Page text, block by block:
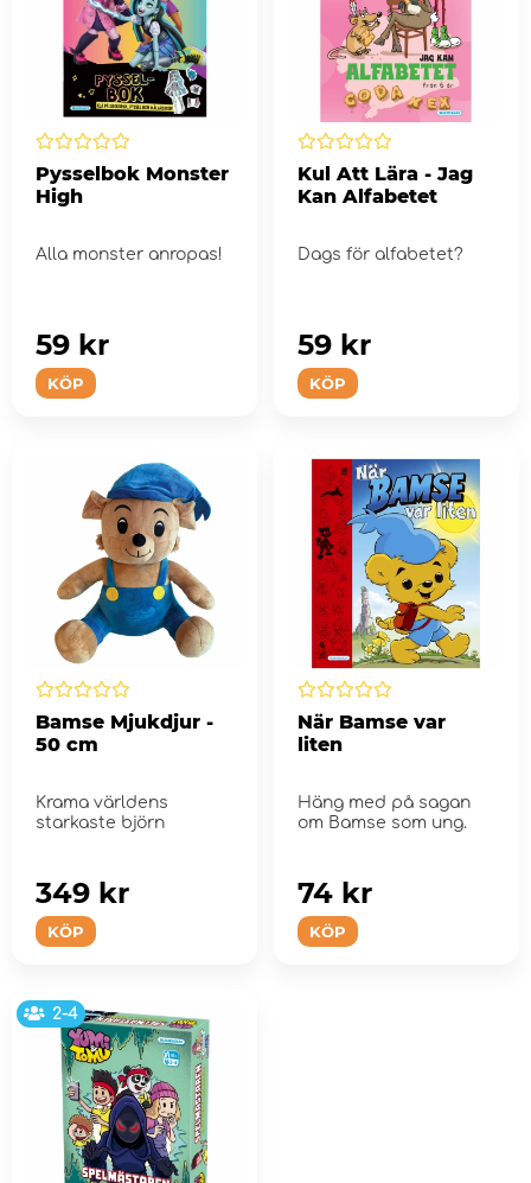
Pysselbok Monster
High
Alla monster anropas!
KÖP
59 kr
Kul Att Lära - Jag
Kan Alfabetet
Dags för alfabetet?
KÖP
59 kr
Bamse Mjukdjur -
50 cm
Krama världens
starkaste björn
KÖP
349 kr
När Bamse var
liten
Häng med på sagan
om Bamse som ung.
KÖP
74 kr
2-4